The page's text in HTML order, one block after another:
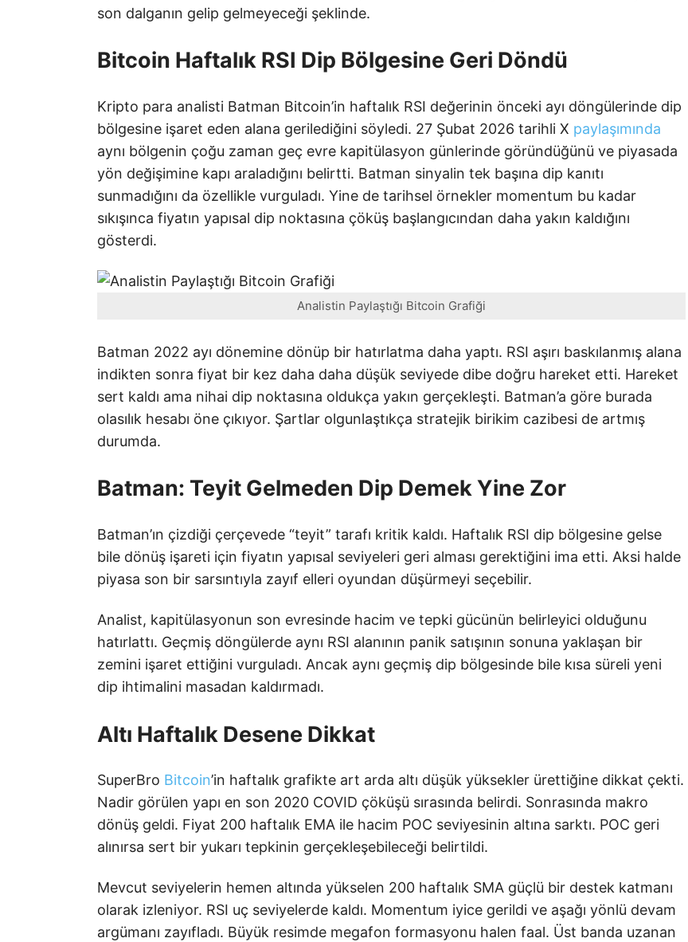
son dalganın gelip gelmeyeceği şeklinde.
Bitcoin Haftalık RSI Dip Bölgesine Geri Döndü
Kripto para analisti Batman Bitcoin’in haftalık RSI değerinin önceki ayı döngülerinde dip
bölgesine işaret eden alana gerilediğini söyledi. 27 Şubat 2026 tarihli X paylaşımında
aynı bölgenin çoğu zaman geç evre kapitülasyon günlerinde göründüğünü ve piyasada
yön değişimine kapı araladığını belirtti. Batman sinyalin tek başına dip kanıtı
sunmadığını da özellikle vurguladı. Yine de tarihsel örnekler momentum bu kadar
sıkışınca fiyatın yapısal dip noktasına çöküş başlangıcından daha yakın kaldığını
gösterdi.
Analistin Paylaştığı Bitcoin Grafiği
Batman 2022 ayı dönemine dönüp bir hatırlatma daha yaptı. RSI aşırı baskılanmış alana
indikten sonra fiyat bir kez daha daha düşük seviyede dibe doğru hareket etti. Hareket
sert kaldı ama nihai dip noktasına oldukça yakın gerçekleşti. Batman’a göre burada
olasılık hesabı öne çıkıyor. Şartlar olgunlaştıkça stratejik birikim cazibesi de artmış
durumda.
Batman: Teyit Gelmeden Dip Demek Yine Zor
Batman’ın çizdiği çerçevede “teyit” tarafı kritik kaldı. Haftalık RSI dip bölgesine gelse
bile dönüş işareti için fiyatın yapısal seviyeleri geri alması gerektiğini ima etti. Aksi halde
piyasa son bir sarsıntıyla zayıf elleri oyundan düşürmeyi seçebilir.
Analist, kapitülasyonun son evresinde hacim ve tepki gücünün belirleyici olduğunu
hatırlattı. Geçmiş döngülerde aynı RSI alanının panik satışının sonuna yaklaşan bir
zemini işaret ettiğini vurguladı. Ancak aynı geçmiş dip bölgesinde bile kısa süreli yeni
dip ihtimalini masadan kaldırmadı.
Altı Haftalık Desene Dikkat
SuperBro Bitcoin’in haftalık grafikte art arda altı düşük yüksekler ürettiğine dikkat çekti.
Nadir görülen yapı en son 2020 COVID çöküşü sırasında belirdi. Sonrasında makro
dönüş geldi. Fiyat 200 haftalık EMA ile hacim POC seviyesinin altına sarktı. POC geri
alınırsa sert bir yukarı tepkinin gerçekleşebileceği belirtildi.
Mevcut seviyelerin hemen altında yükselen 200 haftalık SMA güçlü bir destek katmanı
olarak izleniyor. RSI uç seviyelerde kaldı. Momentum iyice gerildi ve aşağı yönlü devam
argümanı zayıfladı. Büyük resimde megafon formasyonu halen faal. Üst banda uzanan